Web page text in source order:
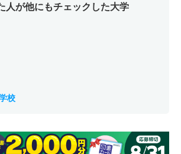
人が他にもチェックした大学
校